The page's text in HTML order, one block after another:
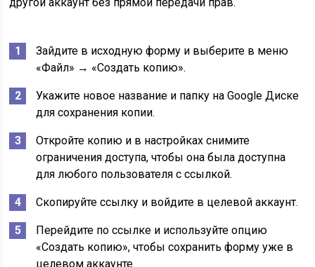
Зайдите в исходную форму и выберите в меню
«Файл» → «Создать копию».
Укажите новое название и папку на Google Диске
для сохранения копии.
Откройте копию и в настройках снимите
ограничения доступа, чтобы она была доступна
для любого пользователя с ссылкой.
Скопируйте ссылку и войдите в целевой аккаунт.
Перейдите по ссылке и используйте опцию
«Создать копию», чтобы сохранить форму уже в
целевом аккаунте.